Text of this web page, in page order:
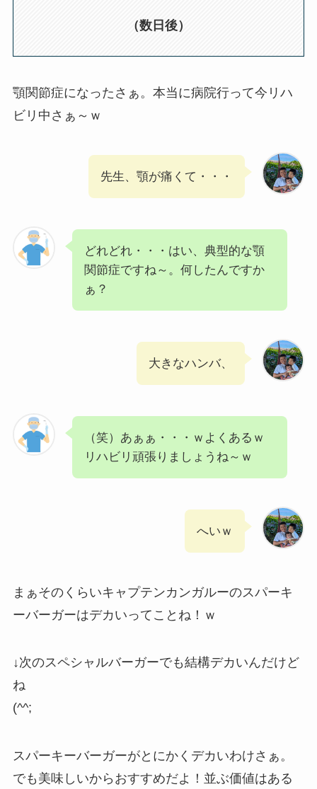
（数日後）
顎関節症になったさぁ。本当に病院行って今リハ
ビリ中さぁ～ｗ
先生、顎が痛くて・・・
どれどれ・・・はい、典型的な顎
関節症ですね～。何したんですか
ぁ？
大きなハンバ、
（笑）あぁぁ・・・ｗよくあるｗ
リハビリ頑張りましょうね～ｗ
へいｗ
まぁそのくらいキャプテンカンガルーのスパーキ
ーバーガーはデカいってことね！ｗ
↓次のスペシャルバーガーでも結構デカいんだけど
ね
(^^;
スパーキーバーガーがとにかくデカいわけさぁ。
でも美味しいからおすすめだよ！並ぶ価値はある